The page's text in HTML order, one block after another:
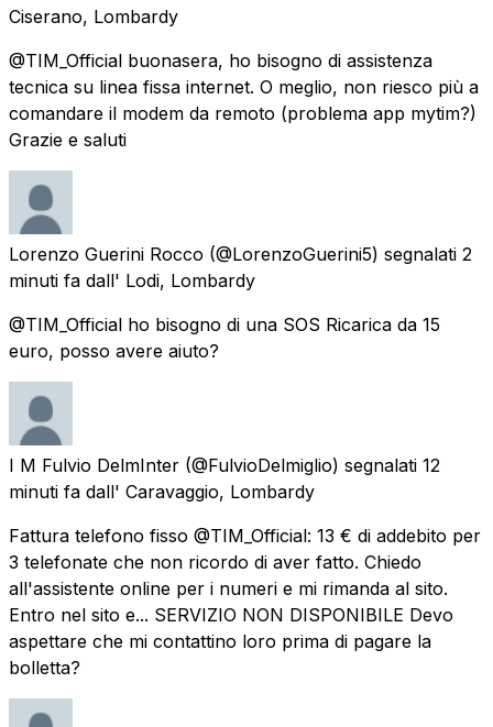
Ciserano, Lombardy
@TIM_Official buonasera, ho bisogno di assistenza
tecnica su linea fissa internet. O meglio, non riesco più a
comandare il modem da remoto (problema app mytim?)
Grazie e saluti
Lorenzo Guerini Rocco (@LorenzoGuerini5) segnalati 2
minuti fa dall' Lodi, Lombardy
@TIM_Official ho bisogno di una SOS Ricarica da 15
euro, posso avere aiuto?
I M Fulvio DelmInter (@FulvioDelmiglio) segnalati 12
minuti fa dall' Caravaggio, Lombardy
Fattura telefono fisso @TIM_Official: 13 € di addebito per
3 telefonate che non ricordo di aver fatto. Chiedo
all'assistente online per i numeri e mi rimanda al sito.
Entro nel sito e... SERVIZIO NON DISPONIBILE Devo
aspettare che mi contattino loro prima di pagare la
bolletta?